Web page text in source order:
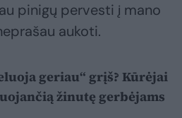
pinigų pervesti į mano
aukoti.
geriau“ grįš? Kūrėjai
žinutę gerbėjams